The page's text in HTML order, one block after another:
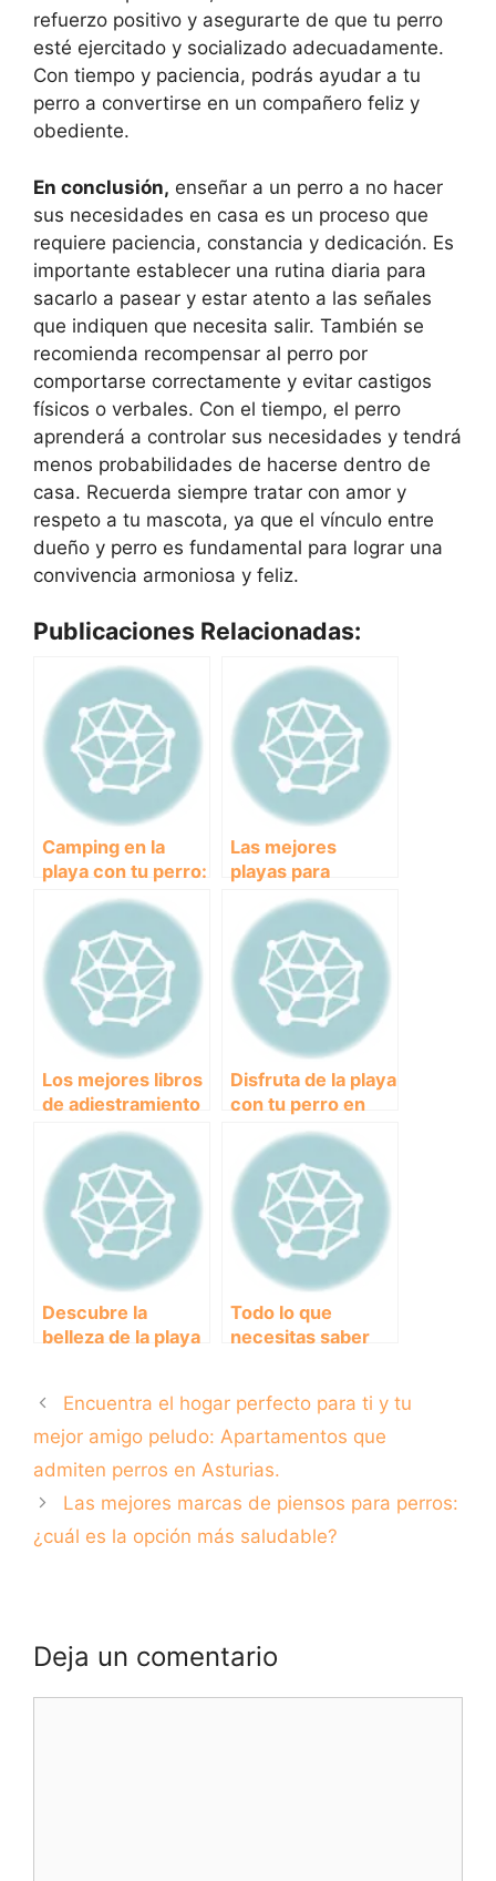
refuerzo positivo y asegurarte de que tu perro
esté ejercitado y socializado adecuadamente.
Con tiempo y paciencia, podrás ayudar a tu
perro a convertirse en un compañero feliz y
obediente.
En conclusión, enseñar a un perro a no hacer
sus necesidades en casa es un proceso que
requiere paciencia, constancia y dedicación. Es
importante establecer una rutina diaria para
sacarlo a pasear y estar atento a las señales
que indiquen que necesita salir. También se
recomienda recompensar al perro por
comportarse correctamente y evitar castigos
físicos o verbales. Con el tiempo, el perro
aprenderá a controlar sus necesidades y tendrá
menos probabilidades de hacerse dentro de
casa. Recuerda siempre tratar con amor y
respeto a tu mascota, ya que el vínculo entre
dueño y perro es fundamental para lograr una
convivencia armoniosa y feliz.
Publicaciones Relacionadas:
Camping en la
playa con tu perro:
consejos para una
experiencia
inolvidable
Las mejores
playas para
disfrutar con tu
perro en Castellón
Los mejores libros
de adiestramiento
canino para
enseñar a tu perro
nuevas
habilidades
Disfruta de la playa
con tu perro en
Malgrat de Mar
Descubre la
belleza de la playa
aguas cristalinas
Todo lo que
necesitas saber
características,
cuidados y
temperamento
Encuentra el hogar perfecto para ti y tu
mejor amigo peludo: Apartamentos que
admiten perros en Asturias.
Las mejores marcas de piensos para perros:
¿cuál es la opción más saludable?
Deja un comentario